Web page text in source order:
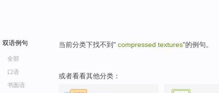
双语例句
全部
口语
书面语
当前分类下找不到" compressed textures"的例句。
或者看看其他分类：